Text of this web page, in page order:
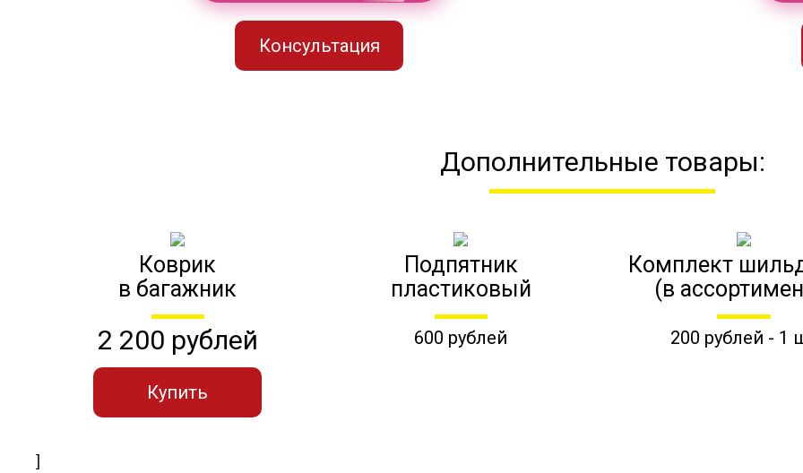
Консультация
Дополнительные товары:
Коврик
в багажник
2 200 рублей
Купить
Подпятник
пластиковый
600 рублей
Комплект
(в
200 рублей - 1
]